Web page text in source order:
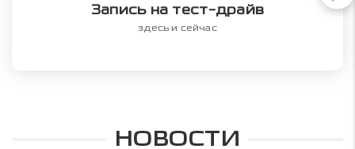
Запись на тест-драйв
здесь и сейчас
НОВОСТИ